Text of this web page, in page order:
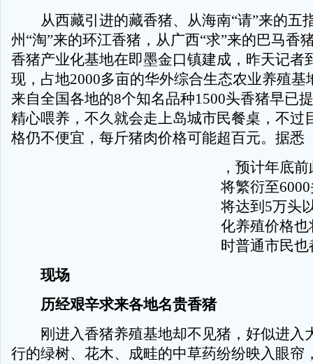
从西藏引进的藏香猪、从海南“请”来的五
州“淘”来的环江香猪，从广西“求”来的巴马
香猪产业化基地在即墨金口镇建成，昨天记者
现，占地2000多亩的华外综合生态农业养殖基
来自全国各地的8个知名品种1500头香猪早已
精心喂养，不久就会走上岛城市民餐桌，不过
格仍不便宜，每斤猪肉价格可能超百元。据悉
，预计年底
将繁衍至
将达到5万头
化养殖价格
时普通市民
现场
历经艰辛求来各地名贵香猪
刚进入香猪养殖基地却不见猪，好似进入
行的绿树、花木、成畦的中草药纷纷映入眼帘